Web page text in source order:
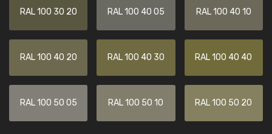
RAL 100 30 20 RAL 100 40 05 RAL 100 40 10
RAL 100 40 20 RAL 100 40 30 RAL 100 40 40
RAL 100 50 05 RAL 100 50 10 RAL 100 50 20